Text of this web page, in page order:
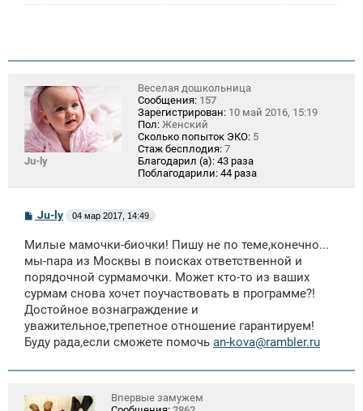
Ju-ly
Веселая дошкольница
Сообщения: 157
Зарегистрирован: 10 май 2016, 15:19
Пол: Женский
Сколько попыток ЭКО: 5
Стаж бесплодия: 7
Благодарил (а): 43 раза
Поблагодарили: 44 раза
б
щ
н
и
Ju-ly 04 мар 2017, 14:49
Милые мамочки-биочки! Пишу не по теме,конечно...
мы-пара из Москвы в поисках ответственной и
порядочной сурмамочки. Может кто-то из ваших
сурмам снова хочет поучаствовать в программе?!
Достойное вознаграждение и
уважительное,трепетное отношение гарантируем!
Буду рада,если сможете помочь an-kova@rambler.ru
Впервые замужем